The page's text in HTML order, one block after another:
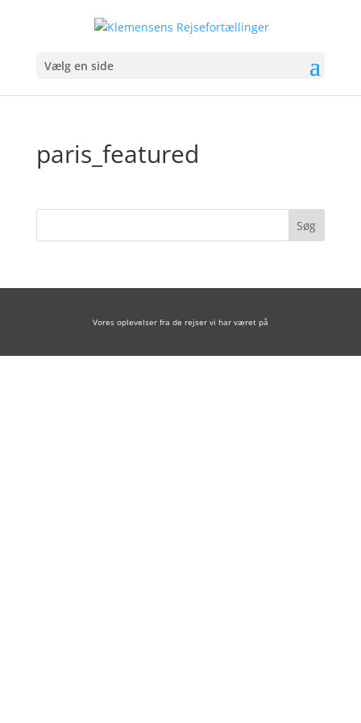
Vælg en side
paris_featured
Vores oplevelser fra de rejser vi har været på